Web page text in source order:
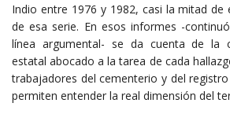
Indio entre 1976 y 1982, casi la mitad de
de esa serie. En esos informes -
línea argumental- se da cuenta de la
estatal abocado a la tarea de cada
trabajadores del cementerio y del
permiten entender la real dimensión del